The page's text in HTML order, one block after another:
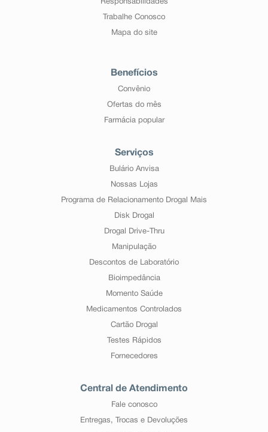
Responsabilidades
Trabalhe Conosco
Mapa do site
Benefícios
Convênio
Ofertas do mês
Farmácia popular
Serviços
Bulário Anvisa
Nossas Lojas
Programa de Relacionamento Drogal Mais
Disk Drogal
Drogal Drive-Thru
Manipulação
Descontos de Laboratório
Bioimpedância
Momento Saúde
Medicamentos Controlados
Cartão Drogal
Testes Rápidos
Fornecedores
Central de Atendimento
Fale conosco
Entregas, Trocas e Devoluções